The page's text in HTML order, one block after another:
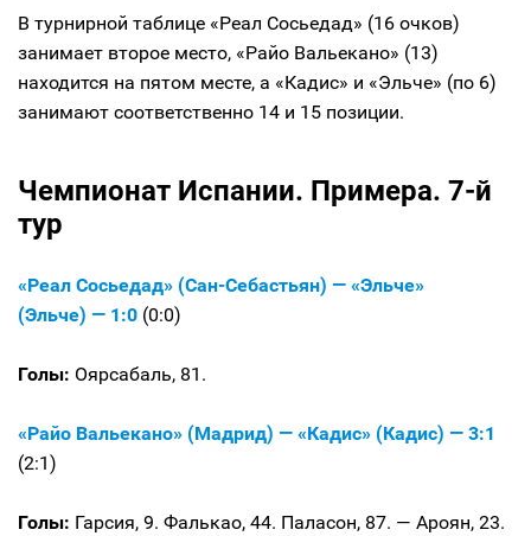
В турнирной таблице «Реал Сосьедад» (16 очков)
занимает второе место, «Райо Вальекано» (13)
находится на пятом месте, а «Кадис» и «Эльче» (по 6)
занимают соответственно 14 и 15 позиции.
Чемпионат Испании. Примера. 7-й
тур
«Реал Сосьедад» (Сан-Себастьян) — «Эльче»
(Эльче) — 1:0 (0:0)
Голы: Оярсабаль, 81.
«Райо Вальекано» (Мадрид) — «Кадис» (Кадис) — 3:1
(2:1)
Голы: Гарсия, 9. Фалькао, 44. Паласон, 87. — Ароян, 23.